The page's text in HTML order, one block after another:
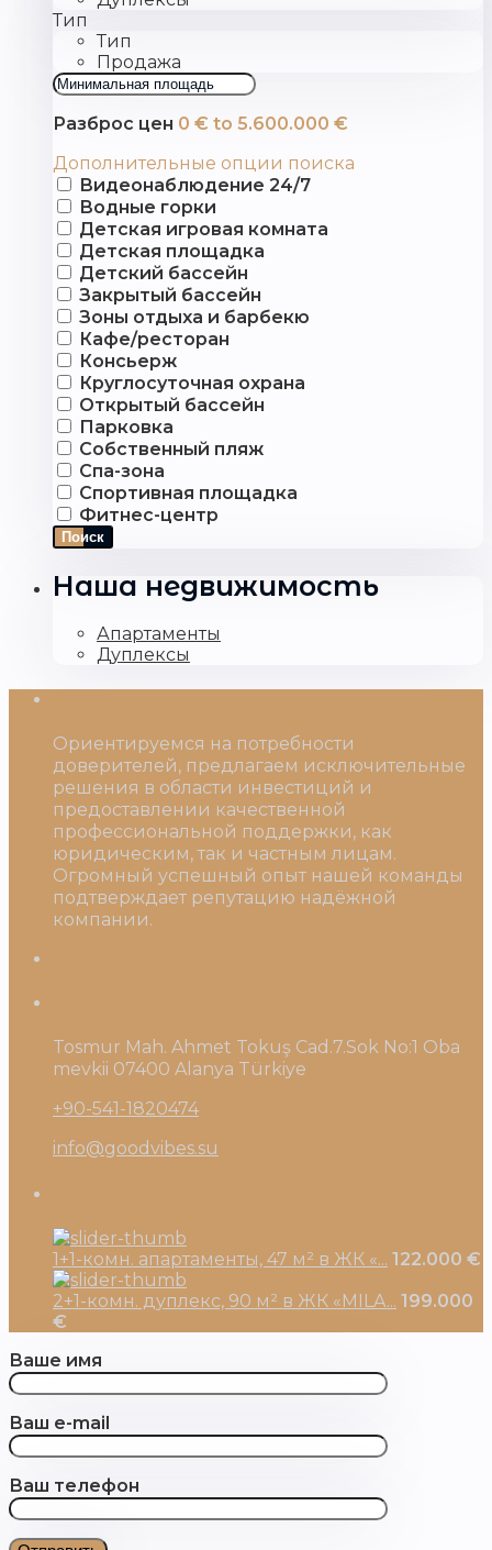
Тип
Тип
Продажа
Разброс цен 0 € to 5.600.000 €
Дополнительные опции поиска
Видеонаблюдение 24/7
Водные горки
Детская игровая комната
Детская площадка
Детский бассейн
Закрытый бассейн
Зоны отдыха и барбекю
Кафе/ресторан
Консьерж
Круглосуточная охрана
Открытый бассейн
Парковка
Собственный пляж
Спа-зона
Спортивная площадка
Фитнес-центр
Поиск
Наша недвижимость
Апартаменты
Дуплексы
Ориентируемся на потребности
доверителей, предлагаем исключительные
решения в области инвестиций и
предоставлении качественной
профессиональной поддержки, как
юридическим, так и частным лицам.
Огромный успешный опыт нашей команды
подтверждает репутацию надёжной
компании.
Tosmur Mah. Ahmet Tokuş Cad.7.Sok No:1 Oba
mevkii 07400 Alanya Türkiye
+90-541-1820474
info@goodvibes.su
1+1-комн. апартаменты, 47 м² в ЖК «... 122.000 €
2+1-комн. дуплекс, 90 м² в ЖК «MILA... 199.000
€
Ваше имя
Ваш e-mail
Ваш телефон